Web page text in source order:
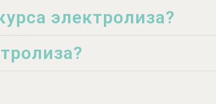
электролиза?